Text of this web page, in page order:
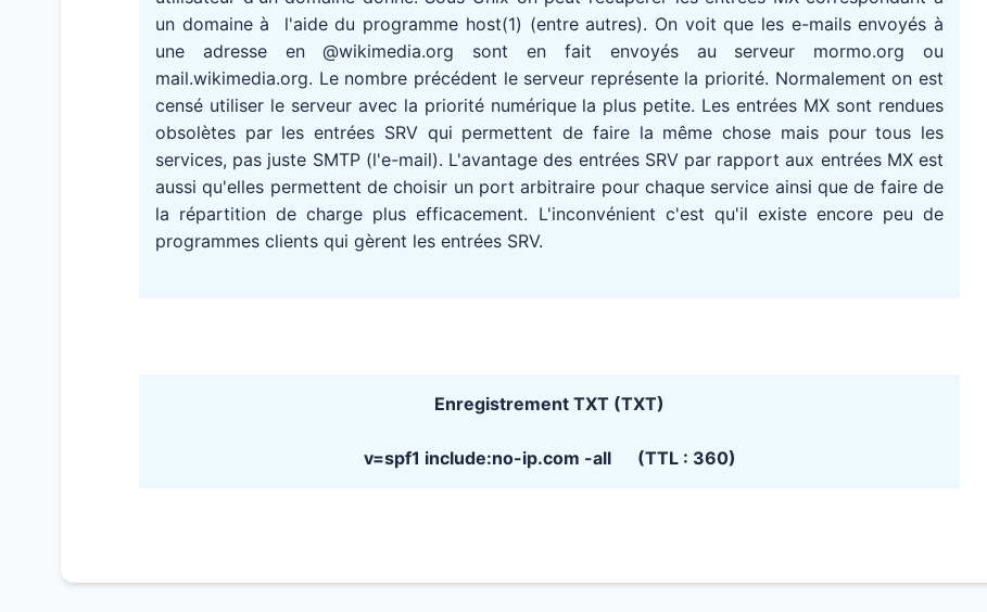
un domaine à l'aide du programme host(1) (entre autres). On voit que les e-mails envoyés à
une adresse en @wikimedia.org sont en fait envoyés au serveur mormo.org ou
mail.wikimedia.org. Le nombre précédent le serveur représente la priorité. Normalement on est
censé utiliser le serveur avec la priorité numérique la plus petite. Les entrées MX sont rendues
obsolètes par les entrées SRV qui permettent de faire la même chose mais pour tous les
services, pas juste SMTP (l'e-mail). L'avantage des entrées SRV par rapport aux entrées MX est
aussi qu'elles permettent de choisir un port arbitraire pour chaque service ainsi que de faire de
la répartition de charge plus efficacement. L'inconvénient c'est qu'il existe encore peu de
programmes clients qui gèrent les entrées SRV.
Enregistrement TXT (TXT)
v=spf1 include:no-ip.com -all (TTL : 360)